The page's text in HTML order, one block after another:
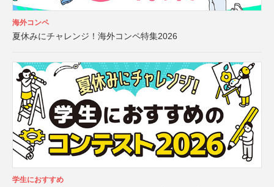
海外コンペ
夏休みにチャレンジ！海外コンペ特集2026
学生におすすめ